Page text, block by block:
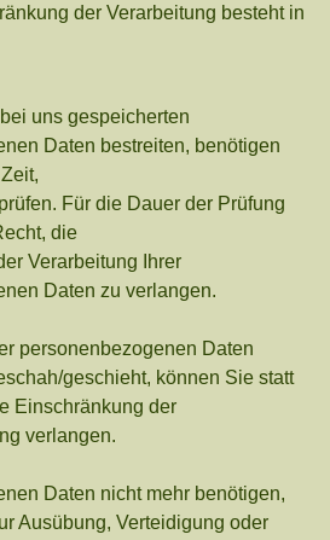
der Verarbeitung besteht in
uns gespeicherten
Daten bestreiten, benötigen
Für die Dauer der Prüfung
die
Verarbeitung Ihrer
Daten zu verlangen.
personenbezogenen Daten
geschieht, können Sie statt
Einschränkung der
verlangen.
Daten nicht mehr benötigen,
Ausübung, Verteidigung oder